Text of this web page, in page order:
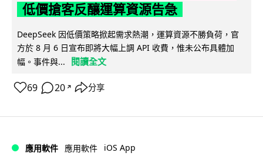
低價搶客反釀運算資源告急
DeepSeek 因低價策略掀起需求熱潮，運算資源不勝負荷，官
方於 8 月 6 日宣布即將大幅上調 API 收費，惟未公布具體加
幅。事件與...
閱讀全文
69 20 ↗ 分享
應用軟件 應用軟件 iOS App